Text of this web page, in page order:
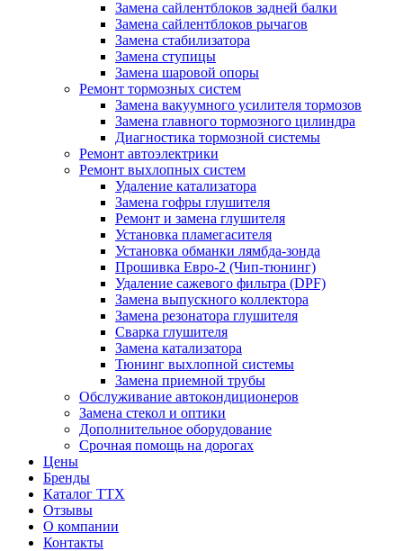
Замена сайлентблоков задней балки
Замена сайлентблоков рычагов
Замена стабилизатора
Замена ступицы
Замена шаровой опоры
Ремонт тормозных систем
Замена вакуумного усилителя тормозов
Замена главного тормозного цилиндра
Диагностика тормозной системы
Ремонт автоэлектрики
Ремонт выхлопных систем
Удаление катализатора
Замена гофры глушителя
Ремонт и замена глушителя
Установка пламегасителя
Установка обманки лямбда-зонда
Прошивка Евро-2 (Чип-тюнинг)
Удаление сажевого фильтра (DPF)
Замена выпускного коллектора
Замена резонатора глушителя
Сварка глушителя
Замена катализатора
Тюнинг выхлопной системы
Замена приемной трубы
Обслуживание автокондиционеров
Замена стекол и оптики
Дополнительное оборудование
Срочная помощь на дорогах
Цены
Бренды
Каталог ТТХ
Отзывы
О компании
Контакты